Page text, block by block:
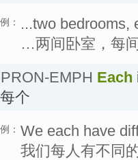
例：
...two bedrooms,
…两间卧室，每
PRON-EMPH Each
每个
例： We each have
我们每人有不同